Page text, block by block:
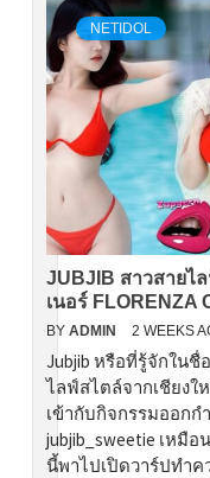
NETIDOL
JUBJIB สาวสายไ
เนอร์ FLORENZA
BY ADMIN 2 WEEKS
Jubjib หรือที่รู้จักในชื่
ไลฟ์สไตล์จากเชียง
เข้ากับกิจกรรมออก
jubjib_sweetie เหมื
นี้พาไปเปิดวาร์ปทำ